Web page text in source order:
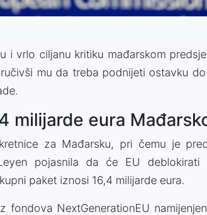
i vrlo ciljanu kritiku mađarskom
mu da treba podnijeti ostavku
milijarde eura
za Mađarsku, pri čemu je
pojasnila da će EU deblokirati
paket iznosi 16,4 milijarde eura.
fondova NextGenerationEU